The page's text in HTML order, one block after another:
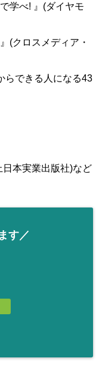
学べ! 』(ダイヤモ
(クロスメディア・
らできる人になる43
日本実業出版社)など
す／